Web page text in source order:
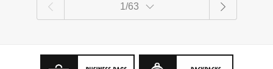
1/63